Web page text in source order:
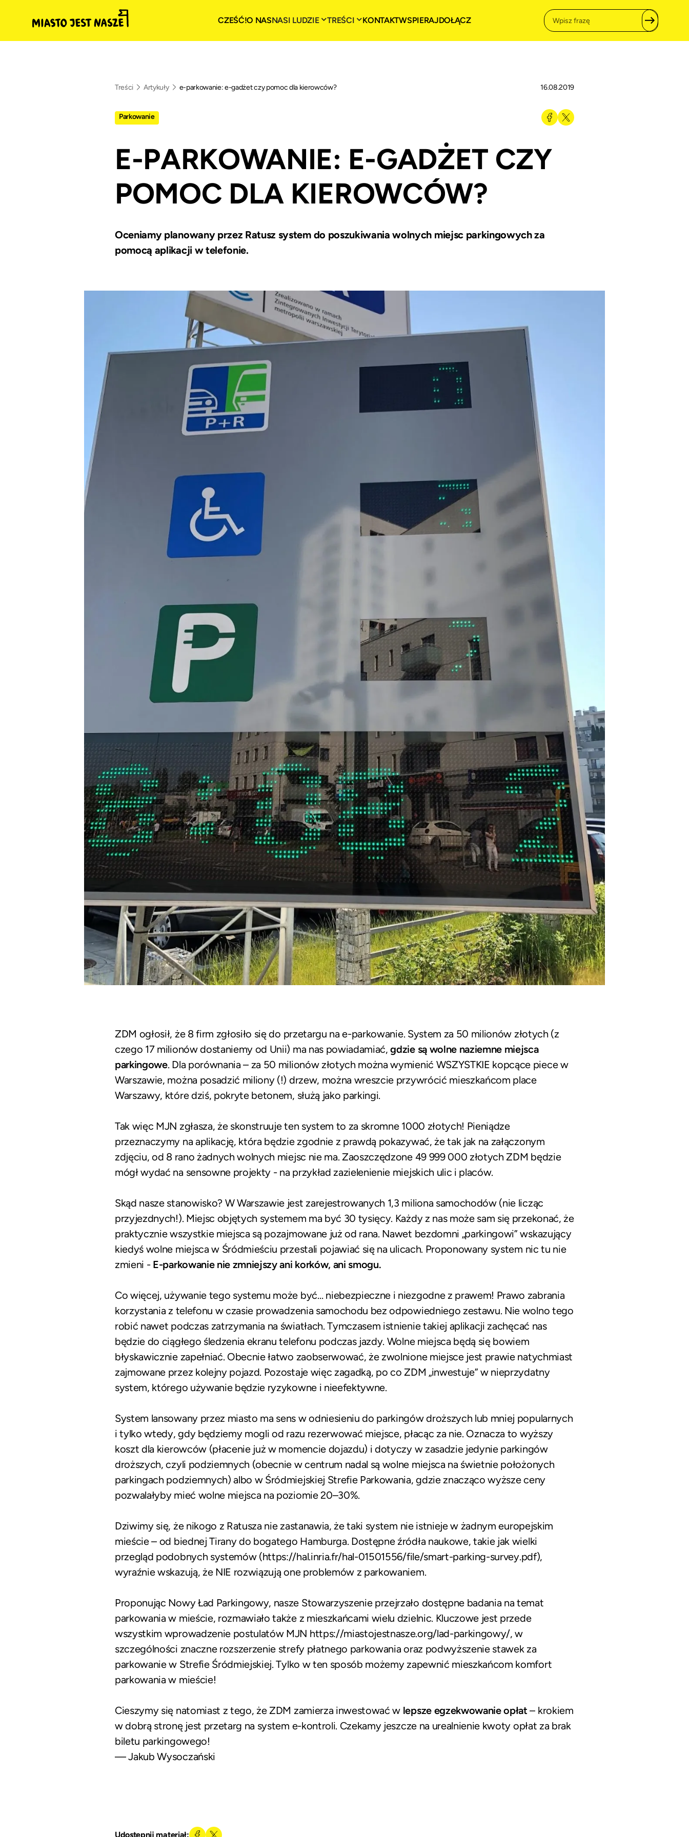
CZEŚĆ!O NASNASI LUDZIE TREŚCI KONTAKTWSPIERAJDOŁĄCZ
Treści Artykuły e-parkowanie: e-gadżet czy pomoc dla kierowców? 16.08.2019
Parkowanie
E-PARKOWANIE: E-GADŻET CZY
POMOC DLA KIEROWCÓW?
Oceniamy planowany przez Ratusz system do poszukiwania wolnych miejsc parkingowych za
pomocą aplikacji w telefonie.
ZDM ogłosił, że 8 firm zgłosiło się do przetargu na e-parkowanie. System za 50 milionów złotych (z
czego 17 milionów dostaniemy od Unii) ma nas powiadamiać, gdzie są wolne naziemne miejsca
parkingowe. Dla porównania – za 50 milionów złotych można wymienić WSZYSTKIE kopcące piece w
Warszawie, można posadzić miliony (!) drzew, można wreszcie przywrócić mieszkańcom place
Warszawy, które dziś, pokryte betonem, służą jako parkingi.
Tak więc MJN zgłasza, że skonstruuje ten system to za skromne 1000 złotych! Pieniądze
przeznaczymy na aplikację, która będzie zgodnie z prawdą pokazywać, że tak jak na załączonym
zdjęciu, od 8 rano żadnych wolnych miejsc nie ma. Zaoszczędzone 49 999 000 złotych ZDM będzie
mógł wydać na sensowne projekty - na przykład zazielenienie miejskich ulic i placów.
Skąd nasze stanowisko? W Warszawie jest zarejestrowanych 1,3 miliona samochodów (nie licząc
przyjezdnych!). Miejsc objętych systemem ma być 30 tysięcy. Każdy z nas może sam się przekonać, że
praktycznie wszystkie miejsca są pozajmowane już od rana. Nawet bezdomni „parkingowi” wskazujący
kiedyś wolne miejsca w Śródmieściu przestali pojawiać się na ulicach. Proponowany system nic tu nie
zmieni - E-parkowanie nie zmniejszy ani korków, ani smogu.
Co więcej, używanie tego systemu może być… niebezpieczne i niezgodne z prawem! Prawo zabrania
korzystania z telefonu w czasie prowadzenia samochodu bez odpowiedniego zestawu. Nie wolno tego
robić nawet podczas zatrzymania na światłach. Tymczasem istnienie takiej aplikacji zachęcać nas
będzie do ciągłego śledzenia ekranu telefonu podczas jazdy. Wolne miejsca będą się bowiem
błyskawicznie zapełniać. Obecnie łatwo zaobserwować, że zwolnione miejsce jest prawie natychmiast
zajmowane przez kolejny pojazd. Pozostaje więc zagadką, po co ZDM „inwestuje” w nieprzydatny
system, którego używanie będzie ryzykowne i nieefektywne.
System lansowany przez miasto ma sens w odniesieniu do parkingów droższych lub mniej popularnych
i tylko wtedy, gdy będziemy mogli od razu rezerwować miejsce, płacąc za nie. Oznacza to wyższy
koszt dla kierowców (płacenie już w momencie dojazdu) i dotyczy w zasadzie jedynie parkingów
droższych, czyli podziemnych (obecnie w centrum nadal są wolne miejsca na świetnie położonych
parkingach podziemnych) albo w Śródmiejskiej Strefie Parkowania, gdzie znacząco wyższe ceny
pozwalałyby mieć wolne miejsca na poziomie 20–30%.
Dziwimy się, że nikogo z Ratusza nie zastanawia, że taki system nie istnieje w żadnym europejskim
mieście – od biednej Tirany do bogatego Hamburga. Dostępne źródła naukowe, takie jak wielki
przegląd podobnych systemów (https://hal.inria.fr/hal-01501556/file/smart-parking-survey.pdf),
wyraźnie wskazują, że NIE rozwiązują one problemów z parkowaniem.
Proponując Nowy Ład Parkingowy, nasze Stowarzyszenie przejrzało dostępne badania na temat
parkowania w mieście, rozmawiało także z mieszkańcami wielu dzielnic. Kluczowe jest przede
wszystkim wprowadzenie postulatów MJN https://miastojestnasze.org/lad-parkingowy/, w
szczególności znaczne rozszerzenie strefy płatnego parkowania oraz podwyższenie stawek za
parkowanie w Strefie Śródmiejskiej. Tylko w ten sposób możemy zapewnić mieszkańcom komfort
parkowania w mieście!
Cieszymy się natomiast z tego, że ZDM zamierza inwestować w lepsze egzekwowanie opłat – krokiem
w dobrą stronę jest przetarg na system e-kontroli. Czekamy jeszcze na urealnienie kwoty opłat za brak
biletu parkingowego!
— Jakub Wysoczański
Udostępnij materiał: